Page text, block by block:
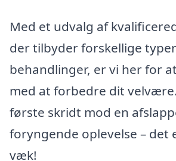
Med et udvalg af
der tilbyder forskellige typer
behandlinger, er vi her for
med at forbedre dit
første skridt mod en
foryngende oplevelse – det
væk!